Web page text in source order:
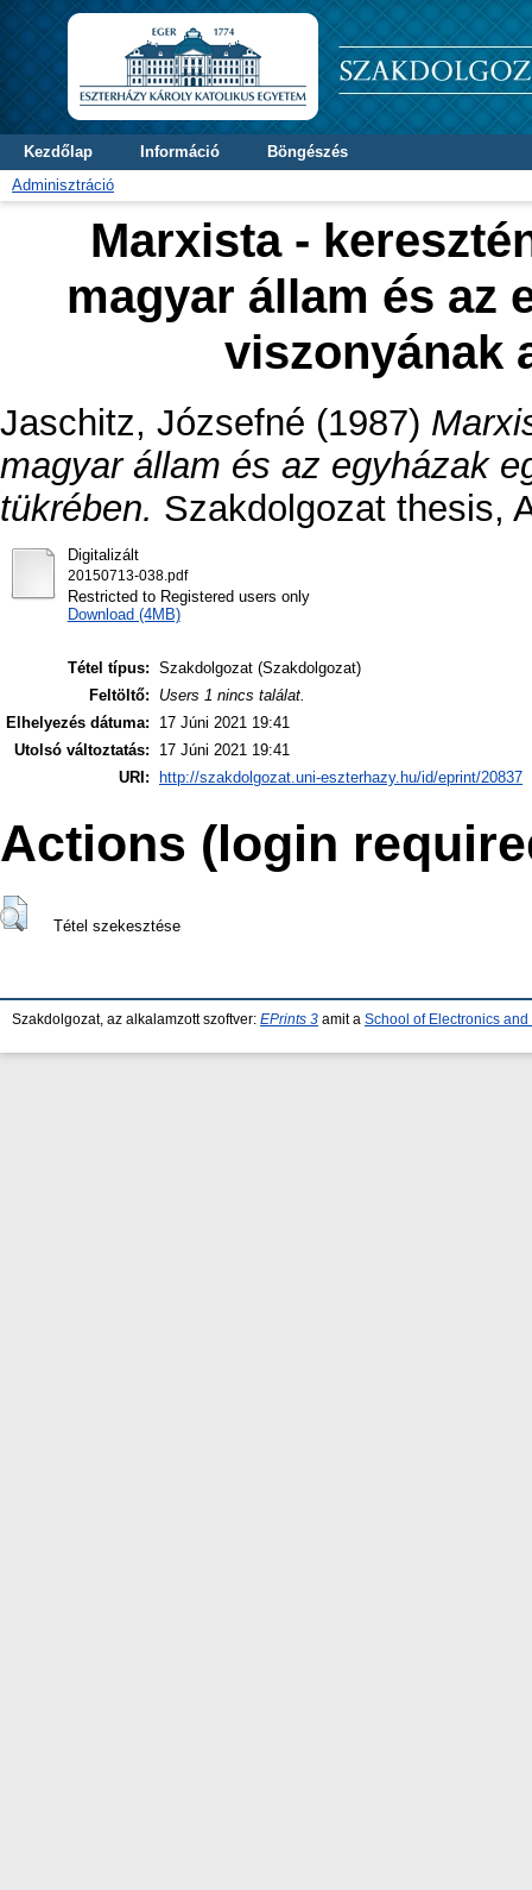
Kezdőlap Információ
Böngészés
Adminisztráció
Marxista -
magyar állam és az
viszonyának
Jaschitz, Józsefné (1987)
magyar állam és az egyházak
tükrében. Szakdolgozat thesis,
Digitalizált
20150713-038.pdf
Restricted to Registered users only
Download (4MB)
Tétel típus: Szakdolgozat (Szakdolgozat)
Feltöltő:
Users 1 nincs találat.
Elhelyezés dátuma:
17 Júni 2021 19:41
Utolsó változtatás:
17 Júni 2021 19:41
URI:
http://szakdolgozat.uni-eszterhazy.hu/id/eprint/20837
Actions (login
Tétel szekesztése
Szakdolgozat, az alkalamzott szoftver: EPrints 3 amit a School of Electronics